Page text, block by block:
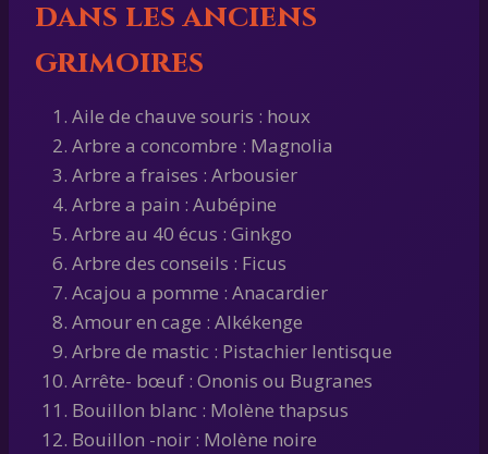
dans les anciens
grimoires
Aile de chauve souris : houx
Arbre a concombre : Magnolia
Arbre a fraises : Arbousier
Arbre a pain : Aubépine
Arbre au 40 écus : Ginkgo
Arbre des conseils : Ficus
Acajou a pomme : Anacardier
Amour en cage : Alkékenge
Arbre de mastic : Pistachier lentisque
Arrête- bœuf : Ononis ou Bugranes
Bouillon blanc : Molène thapsus
Bouillon -noir : Molène noire